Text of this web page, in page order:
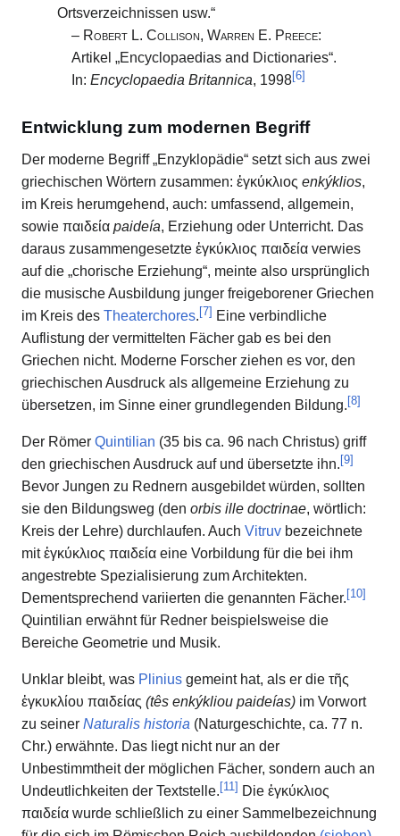
Ortsverzeichnissen usw.“
– Robert L. Collison, Warren E. Preece:
Artikel „Encyclopaedias and Dictionaries“.
In: Encyclopaedia Britannica, 1998[6]
Entwicklung zum modernen Begriff
Der moderne Begriff „Enzyklopädie“ setzt sich aus zwei
griechischen Wörtern zusammen: ἐγκύκλιος enkýklios,
im Kreis herumgehend, auch: umfassend, allgemein,
sowie παιδεία paideía, Erziehung oder Unterricht. Das
daraus zusammengesetzte ἐγκύκλιος παιδεία verwies
auf die „chorische Erziehung“, meinte also ursprünglich
die musische Ausbildung junger freigeborener Griechen
im Kreis des Theaterchores.[7] Eine verbindliche
Auflistung der vermittelten Fächer gab es bei den
Griechen nicht. Moderne Forscher ziehen es vor, den
griechischen Ausdruck als allgemeine Erziehung zu
übersetzen, im Sinne einer grundlegenden Bildung.[8]
Der Römer Quintilian (35 bis ca. 96 nach Christus) griff
den griechischen Ausdruck auf und übersetzte ihn.[9]
Bevor Jungen zu Rednern ausgebildet würden, sollten
sie den Bildungsweg (den orbis ille doctrinae, wörtlich:
Kreis der Lehre) durchlaufen. Auch Vitruv bezeichnete
mitἐγκύκλιος παιδεία eine Vorbildung für die bei ihm
angestrebte Spezialisierung zum Architekten.
Dementsprechend variierten die genannten Fächer.[10]
Quintilian erwähnt für Redner beispielsweise die
Bereiche Geometrie und Musik.
Unklar bleibt, was Plinius gemeint hat, als er die τῆς
ἐγκυκλίου παιδείας (tês enkýkliou paideías) im Vorwort
zu seiner Naturalis historia (Naturgeschichte, ca. 77 n.
Chr.) erwähnte. Das liegt nicht nur an der
Unbestimmtheit der möglichen Fächer, sondern auch an
Undeutlichkeiten der Textstelle.[11] Die ἐγκύκλιος
παιδεία wurde schließlich zu einer Sammelbezeichnung